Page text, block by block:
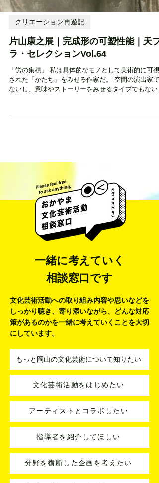
クリエーション再遊記
片山康之展｜完成形の可塑性能｜天プ
ラ・セレクションVol.64
「労の集積」 私は具体的なモノとして美術的に可視
その前提において本展は、展示構成と空間の作り込
文化芸術活動への取り組み内容や思いなどを
しっかり聴き、寄り添いながら、 どんな対応
策があるのかを一緒に考えていくことを大切
にしています。
アーティストとコラボしたい
もっと岡山の文化芸術について知りたい
文化芸術活動をはじめたい
分野を横断した企画を考えたい
指導者を紹介してほしい
一緒に考えていく
相談窓口です